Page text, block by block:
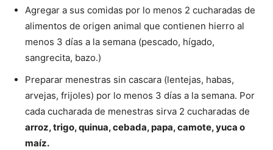
Agregar a sus comidas por lo menos 2 cucharadas de
alimentos de origen animal que contienen hierro al
menos 3 días a la semana (pescado, hígado,
sangrecita, bazo.)
Preparar menestras sin cascara (lentejas, habas,
arvejas, frijoles) por lo menos 3 días a la semana. Por
cada cucharada de menestras sirva 2 cucharadas de
arroz, trigo, quinua, cebada, papa, camote, yuca o
maíz.